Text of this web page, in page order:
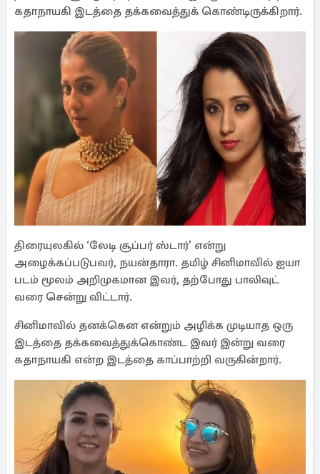
கதாநாயகி இடத்தை தக்கவைத்துக் கொண்டிருக்கிறார்.
திரையுலகில் ‘லேடி சூப்பர் ஸ்டார்’ என்று
அழைக்கப்படுபவர், நயன்தாரா. தமிழ் சினிமாவில் ஐயா
படம் மூலம் அறிமுகமான இவர், தற்போது பாலிவுட்
வரை சென்று விட்டார்.
சினிமாவில் தனக்கென என்றும் அழிக்க முடியாத ஒரு
இடத்தை தக்கவைத்துக்கொண்ட இவர் இன்று வரை
கதாநாயகி என்ற இடத்தை காப்பாற்றி வருகின்றார்.